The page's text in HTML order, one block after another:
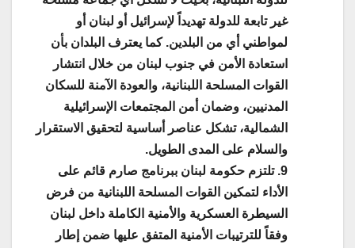
غير تابعة للدولة تهديداً لإسرائيل أو لبنان أو
لمواطني أي من البلدين. كما يعترف البلدان بأن
استعادة الأمن في جنوب لبنان من خلال انتشار
القوات المسلحة اللبنانية، والعودة الآمنة للسكان
المدنيين، وضمان أمن المجتمعات الإسرائيلية
الشمالية، تشكل عناصر أساسية لتحقيق الاستقرار
والسلام على المدى الطويل.
9. تلتزم حكومة لبنان ببرنامج صارم قائم على
الأداء لتمكين القوات المسلحة اللبنانية من فرض
السيطرة العسكرية والأمنية الكاملة داخل لبنان
وفقاً للترتيبات الأمنية المتفق عليها ضمن إطار